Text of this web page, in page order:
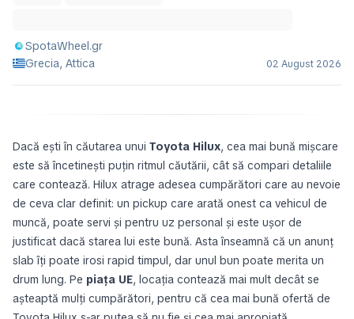
SpotaWheel.gr
Grecia, Attica
02 August 2026
Dacă ești în căutarea unui Toyota Hilux, cea mai bună mișcare
este să încetinești puțin ritmul căutării, cât să compari detaliile
care contează. Hilux atrage adesea cumpărători care au nevoie
de ceva clar definit: un pickup care arată onest ca vehicul de
muncă, poate servi și pentru uz personal și este ușor de
justificat dacă starea lui este bună. Asta înseamnă că un anunț
slab îți poate irosi rapid timpul, dar unul bun poate merita un
drum lung. Pe piața UE, locația contează mai mult decât se
așteaptă mulți cumpărători, pentru că cea mai bună ofertă de